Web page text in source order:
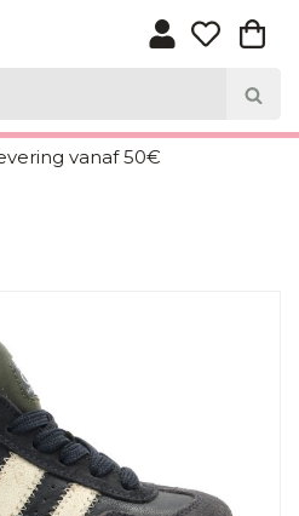
vanaf 50€